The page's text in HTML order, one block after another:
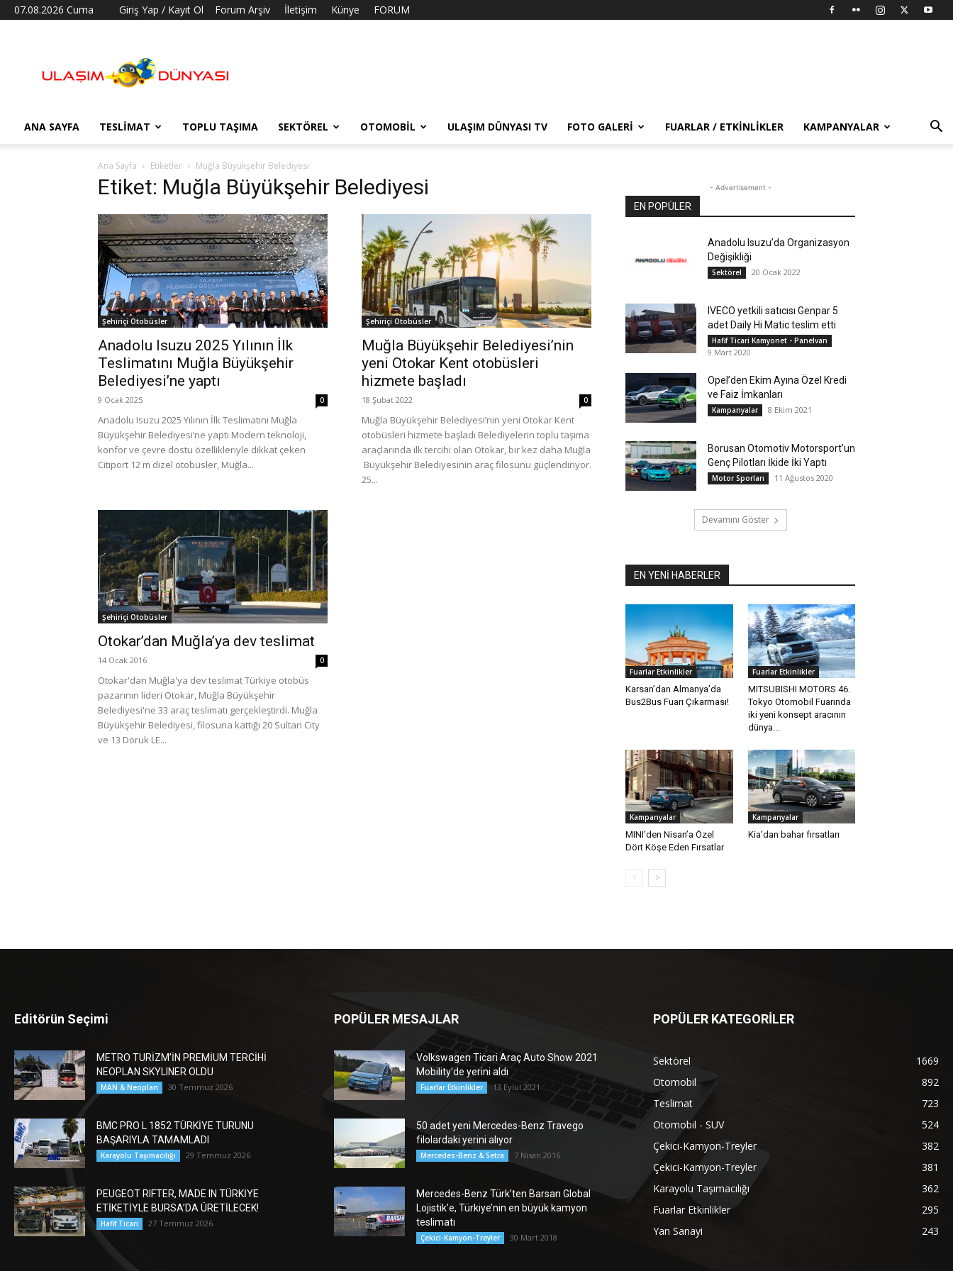
07.08.2026 Cuma Giriş Yap / Kayıt Ol Forum Arşiv İletişim Künye FORUM
Dünyası
ANA SAYFA TESLIMAT TOPLU TAŞIMA SEKTÖREL OTOMOBIL ULAŞIM DÜNYASI TV FOTO GALERI FUARLAR / ETKINLIKLER KAMPANYALAR
Ana Sayfa Etiketler Muğla Büyükşehir Belediyesi
Etiket: Muğla Büyükşehir Belediyesi
Şehiriçi Otobüsler
Anadolu Isuzu 2025 Yılının İlk
Teslimatını Muğla Büyükşehir
Belediyesi’ne yaptı
9 Ocak 2025 0
Anadolu Isuzu 2025 Yılının İlk Teslimatını Muğla
Büyükşehir Belediyesi’ne yaptı Modern teknoloji,
konfor ve çevre dostu özellikleriyle dikkat çeken
Citiport 12 m dizel otobüsler, Muğla...
Şehiriçi Otobüsler
Muğla Büyükşehir Belediyesi’nin
yeni Otokar Kent otobüsleri
hizmete başladı
18 Şubat 2022 0
Muğla Büyükşehir Belediyesi’nin yeni Otokar Kent
otobüsleri hizmete başladı Belediyelerin toplu taşıma
araçlarında ilk tercihi olan Otokar, bir kez daha Muğla
Büyükşehir Belediyesinin araç filosunu güçlendiriyor.
25...
Şehiriçi Otobüsler
Otokar’dan Muğla’ya dev teslimat
14 Ocak 2016 0
Otokar'dan Muğla'ya dev teslimat Türkiye otobüs
pazarının lideri Otokar, Muğla Büyükşehir
Belediyesi'ne 33 araç teslimatı gerçekleştirdi. Muğla
Büyükşehir Belediyesi, filosuna kattığı 20 Sultan City
ve 13 Doruk LE...
- Advertisement -
EN POPÜLER
Anadolu Isuzu’da Organizasyon
Değişikliği
Sektörel 20 Ocak 2022
IVECO yetkili satıcısı Genpar 5
adet Daily Hi Matic teslim etti
Hafif Ticari Kamyonet - Panelvan
9 Mart 2020
Opel’den Ekim Ayına Özel Kredi
ve Faiz İmkanları
Kampanyalar 8 Ekim 2021
Borusan Otomotiv Motorsport’un
Genç Pilotları İkide İki Yaptı
Motor Sporları 11 Ağustos 2020
Devamını Göster
EN YENİ HABERLER
Fuarlar Etkinlikler
Karsan’dan Almanya’da
Bus2Bus Fuarı Çıkarması!
Fuarlar Etkinlikler
MITSUBISHI MOTORS 46.
Tokyo Otomobil Fuarında
iki yeni konsept aracının
dünya...
Kampanyalar
MINI’den Nisan’a Özel
Dört Köşe Eden Fırsatlar
Kampanyalar
Kia’dan bahar fırsatları
Editörün Seçimi
METRO TURİZM’İN PREMİUM TERCİHİ
NEOPLAN SKYLINER OLDU
MAN & Neoplan 30 Temmuz 2026
BMC PRO L 1852 TÜRKİYE TURUNU
BAŞARIYLA TAMAMLADI
Karayolu Taşımacılığı 29 Temmuz 2026
PEUGEOT RIFTER, MADE IN TÜRKİYE
ETİKETİYLE BURSA’DA ÜRETİLECEK!
Hafif Ticari 27 Temmuz 2026
POPÜLER MESAJLAR
Volkswagen Ticari Araç Auto Show 2021
Mobility’de yerini aldı
Fuarlar Etkinlikler 13 Eylül 2021
50 adet yeni Mercedes-Benz Travego
filolardaki yerini alıyor
Mercedes-Benz & Setra 7 Nisan 2016
Mercedes-Benz Türk’ten Barsan Global
Lojistik’e, Türkiye’nin en büyük kamyon
teslimatı
Çekici-Kamyon-Treyler 30 Mart 2018
POPÜLER KATEGORİLER
Sektörel
1669
Otomobil
892
Teslimat
723
Otomobil - SUV
524
Çekici-Kamyon-Treyler
382
Çekici-Kamyon-Treyler
381
Karayolu Taşımacılığı
362
Fuarlar Etkinlikler
295
Yan Sanayi
243